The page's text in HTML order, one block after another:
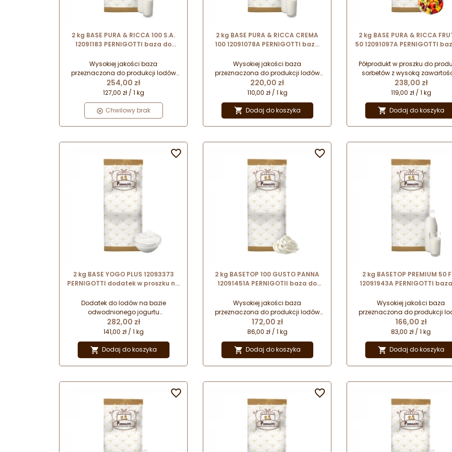
2 kg BASE PURA & RICCA 100 S.A.
12091183 PERNIGOTTI baza do
emulgatorów i tłuszczów
roślinnych
Wysokiej jakości baza
przeznaczona do produkcji lodów
mlecznych metodą tradycyjną.
Pozwala na uzyskanie doskonałej
różnorodnych smakach.
Cena
254,00 zł
127,00 zł / 1 kg
Chwilowy brak
2 kg BASE PURA & RICCA CREMA
100 12091078A PERNIGOTTI baza
dodatku tłuszczów roślinnych
Wysokiej jakości baza
przeznaczona do produkcji lodów
mlecznych metodą tradycyjną.
Pozwala na uzyskanie doskonałej
różnorodnych smakach.
Cena
220,00 zł
110,00 zł / 1 kg
 Dodaj do koszyka
2 kg BASE PURA & RICCA
50 12091097A PERNIGOTTI
zawartości owoców
Półprodukt w proszku do
sorbetów z wysoką
owoców. Baza nie zawiera w
składzie substancji
Przeznaczona do stosowania
procesie na zimno oraz na
Cena
238,00 zł
119,00 zł / 1 kg
 Dodaj do koszyka
2 kg BASE YOGO PLUS 12093373
PERNIGOTTI dodatek w proszku na
naturalnego
Dodatek do lodów na bazie
odwodnionego jogurtu
naturalnego - pozwala na
przygotowanie lodów o
smaku z wyczuwalną
kwasowością. Lody doskonale
łączą się z owocami oraz pastami
Cena
282,00 zł
141,00 zł / 1 kg
 Dodaj do koszyka

2 kg BASETOP 100 GUSTO PANNA
12091451A PERNIGOTII baza do
śmietankowym – zawiera tłuszcz
roślinny
Wysokiej jakości baza
przeznaczona do produkcji lodów
mlecznych metodą tradycyjną.
Łatwa w użyciu - pozwala
przyjemnym i zrównoważonym
śmietankowym smaku.
Cena
172,00 zł
86,00 zł / 1 kg
 Dodaj do koszyka

2 kg BASETOP PREMIUM 50
12091943A PERNIGOTTI
dodatku mleka i śmietany
Wysokiej jakości baza
przeznaczona do produkcji
mlecznych metodą
Łatwa w użyciu - pozwala
smaku.
Cena
166,00 zł
83,00 zł / 1 kg
 Dodaj do koszyka
 